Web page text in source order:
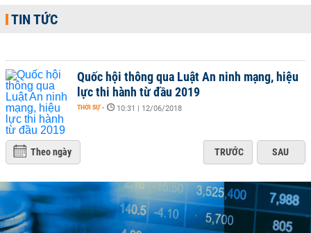
TIN TỨC
Quốc hội thông qua Luật An ninh mạng, hiệu
lực thi hành từ đầu 2019
THỜI SỰ - 10:31 | 12/06/2018
Theo ngày TRƯỚC SAU